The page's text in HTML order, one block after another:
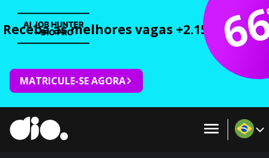
Receba as melhores vagas +2.150 cursos
MATRICULE-SE AGORA